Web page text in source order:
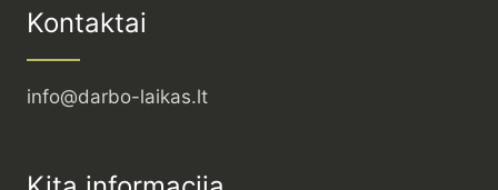
Kontaktai
info@darbo-laikas.lt